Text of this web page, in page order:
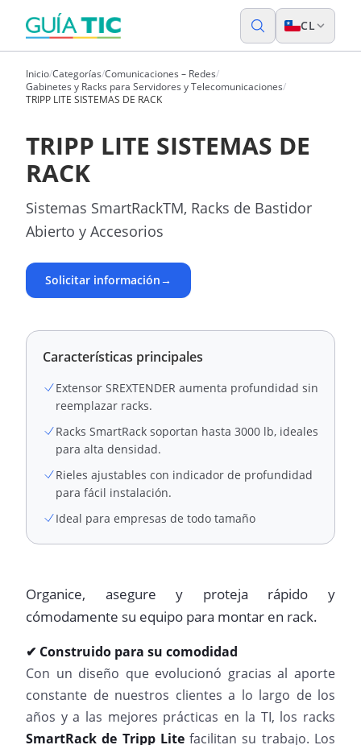
CL
Inicio/Categorías/Comunicaciones – Redes/
Gabinetes y Racks para Servidores y Telecomunicaciones/
TRIPP LITE SISTEMAS DE RACK
TRIPP LITE SISTEMAS DE
RACK
Sistemas SmartRackTM, Racks de Bastidor
Abierto y Accesorios
Solicitar información→
Características principales
Extensor SREXTENDER aumenta profundidad sin
reemplazar racks.
Racks SmartRack soportan hasta 3000 lb, ideales
para alta densidad.
Rieles ajustables con indicador de profundidad
para fácil instalación.
Ideal para empresas de todo tamaño
Organice, asegure y proteja rápido y
cómodamente su equipo para montar en rack.
✔ Construido para su comodidad
Con un diseño que evolucionó gracias al aporte
constante de nuestros clientes a lo largo de los
años y a las mejores prácticas en la TI, los racks
SmartRack de Tripp Litefacilitan su trabajo. Los